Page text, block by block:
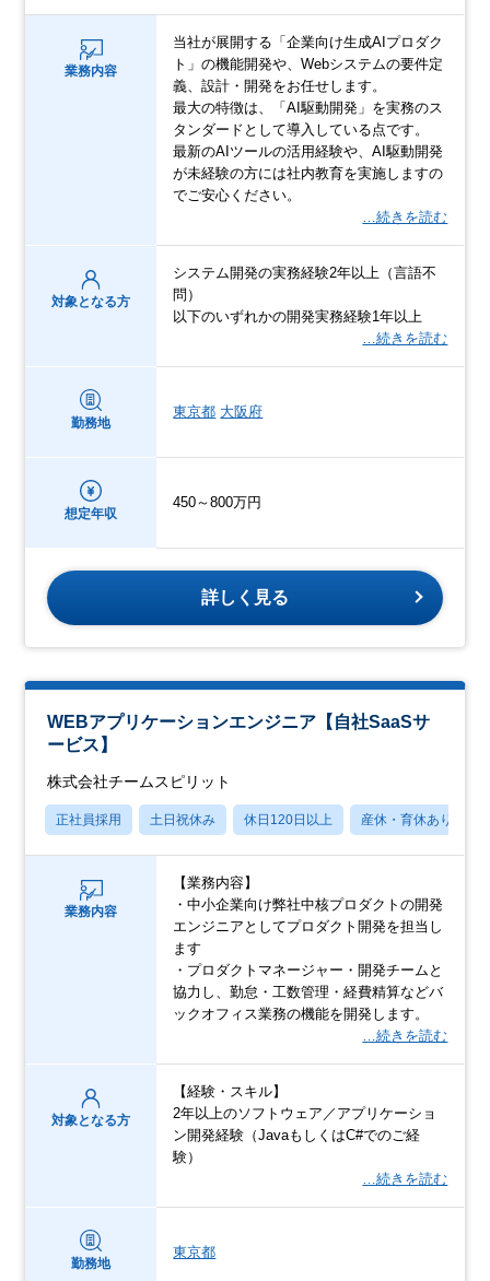
業務内容
当社が展開する「企業向け生成AIプロダク
ト」の機能開発や、Webシステムの要件定
義、設計・開発をお任せします。
最大の特徴は、「AI駆動開発」を実務のス
タンダードとして導入している点です。
最新のAIツールの活用経験や、AI駆動開発
が未経験の方には社内教育を実施しますの
でご安心ください。
…続きを読む
対象となる方
システム開発の実務経験2年以上（言語不
問）
以下のいずれかの開発実務経験1年以上
…続きを読む
勤務地
東京都 大阪府
想定年収
450～800万円
詳しく見る
WEBアプリケーションエンジニア【自社SaaSサ
ービス】
株式会社チームスピリット
正社員採用 土日祝休み 休日120日以上 産休・育休あり
業務内容
【業務内容】
・中小企業向け弊社中核プロダクトの開発
エンジニアとしてプロダクト開発を担当し
ます
・プロダクトマネージャー・開発チームと
協力し、勤怠・工数管理・経費精算などバ
ックオフィス業務の機能を開発します。
…続きを読む
対象となる方
【経験・スキル】
2年以上のソフトウェア／アプリケーショ
ン開発経験（JavaもしくはC#でのご経
験）
…続きを読む
勤務地
東京都